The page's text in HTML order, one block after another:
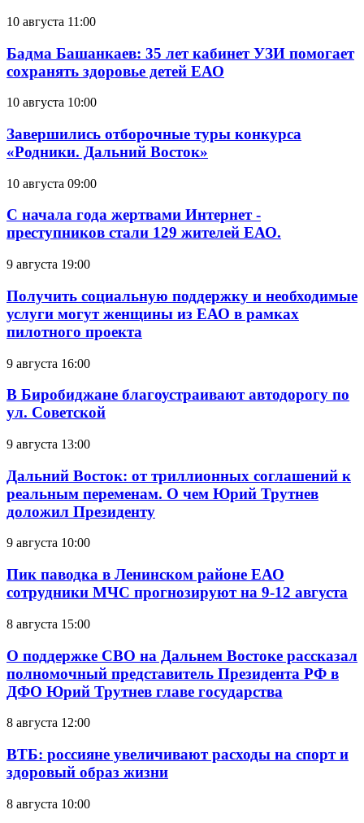
10 августа 11:00
Бадма Башанкаев: 35 лет кабинет УЗИ помогает
сохранять здоровье детей ЕАО
10 августа 10:00
Завершились отборочные туры конкурса
«Родники. Дальний Восток»
10 августа 09:00
С начала года жертвами Интернет -
преступников стали 129 жителей ЕАО.
9 августа 19:00
Получить социальную поддержку и необходимые
услуги могут женщины из ЕАО в рамках
пилотного проекта
9 августа 16:00
В Биробиджане благоустраивают автодорогу по
ул. Советской
9 августа 13:00
Дальний Восток: от триллионных соглашений к
реальным переменам. О чем Юрий Трутнев
доложил Президенту
9 августа 10:00
Пик паводка в Ленинском районе ЕАО
сотрудники МЧС прогнозируют на 9-12 августа
8 августа 15:00
О поддержке СВО на Дальнем Востоке рассказал
полномочный представитель Президента РФ в
ДФО Юрий Трутнев главе государства
8 августа 12:00
ВТБ: россияне увеличивают расходы на спорт и
здоровый образ жизни
8 августа 10:00